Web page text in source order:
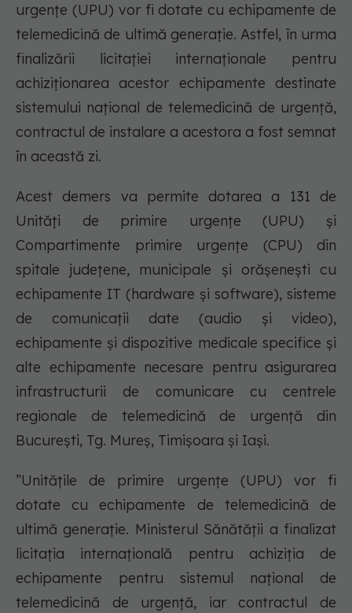
urgențe (UPU) vor fi dotate cu echipamente de
telemedicină de ultimă generație. Astfel, în urma
finalizării licitației internaționale pentru
achiziționarea acestor echipamente destinate
sistemului național de telemedicină de urgență,
contractul de instalare a acestora a fost semnat
în această zi.
Acest demers va permite dotarea a 131 de
Unități de primire urgențe (UPU) și
Compartimente primire urgențe (CPU) din
spitale județene, municipale și orășenești cu
echipamente IT (hardware și software), sisteme
de comunicații date (audio și video),
echipamente și dispozitive medicale specifice și
alte echipamente necesare pentru asigurarea
infrastructurii de comunicare cu centrele
regionale de telemedicină de urgență din
București, Tg. Mureș, Timișoara și Iași.
”Unitățile de primire urgențe (UPU) vor fi
dotate cu echipamente de telemedicină de
ultimă generație. Ministerul Sănătății a finalizat
licitația internațională pentru achiziția de
echipamente pentru sistemul național de
telemedicină de urgență, iar contractul de